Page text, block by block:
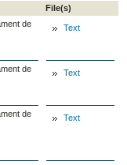
File(s)
de
Text
de
Text
de
Text